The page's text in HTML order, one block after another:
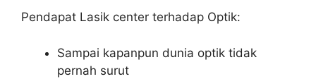
Pendapat Lasik center terhadap Optik:
Sampai kapanpun dunia optik tidak
pernah surut